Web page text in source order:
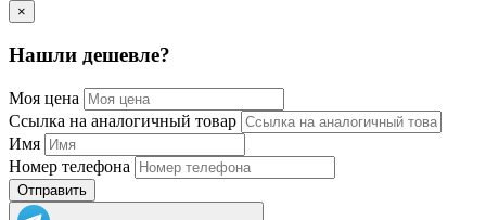
×
Нашли дешевле?
Моя цена
Ссылка на аналогичный товар
Имя
Номер телефона
Отправить